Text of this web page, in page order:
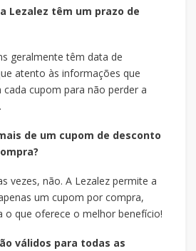
Lezalez têm um prazo de
geralmente têm data de
atento às informações que
cupom para não perder a
de um cupom de desconto
vezes, não. A Lezalez permite a
um cupom por compra,
o que oferece o melhor benefício!
válidos para todas as